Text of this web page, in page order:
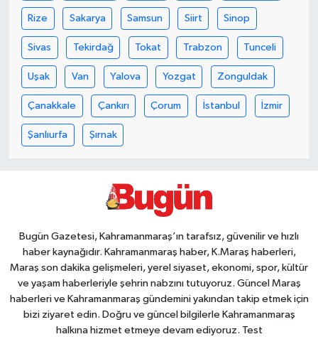
Rize Sakarya Samsun Siirt Sinop
Sivas Tekirdağ Tokat Trabzon Tunceli
Uşak Van Yalova Yozgat Zonguldak
Çanakkale Çankırı Çorum İstanbul İzmir
Şanlıurfa Şırnak
Bugün Gazetesi, Kahramanmaraş’ın tarafsız, güvenilir ve hızlı
haber kaynağıdır. Kahramanmaraş haber, K.Maraş haberleri,
Maraş son dakika gelişmeleri, yerel siyaset, ekonomi, spor, kültür
ve yaşam haberleriyle şehrin nabzını tutuyoruz. Güncel Maraş
haberleri ve Kahramanmaraş gündemini yakından takip etmek için
bizi ziyaret edin. Doğru ve güncel bilgilerle Kahramanmaraş
halkına hizmet etmeye devam ediyoruz. Test